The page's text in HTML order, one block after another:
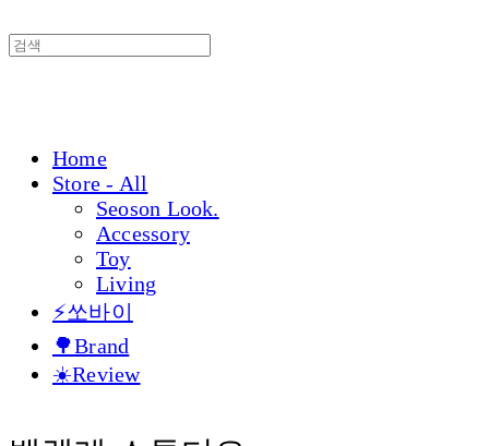
Home
Store - All
Seoson Look.
Accessory
Toy
Living
⚡쏘바이
🌳Brand
☀️Review